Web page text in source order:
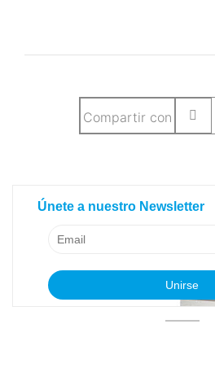
Compartir con
Únete a nuestro Newsletter